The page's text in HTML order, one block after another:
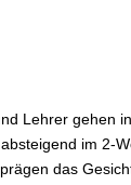
Lehrer gehen
im 2-
das